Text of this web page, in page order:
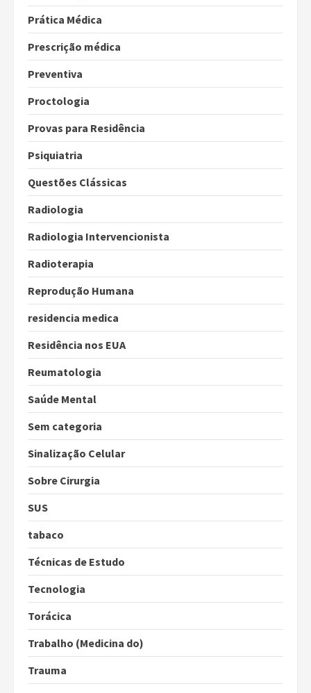
Prática Médica
Prescrição médica
Preventiva
Proctologia
Provas para Residência
Psiquiatria
Questões Clássicas
Radiologia
Radiologia Intervencionista
Radioterapia
Reprodução Humana
residencia medica
Residência nos EUA
Reumatologia
Saúde Mental
Sem categoria
Sinalização Celular
Sobre Cirurgia
SUS
tabaco
Técnicas de Estudo
Tecnologia
Torácica
Trabalho (Medicina do)
Trauma